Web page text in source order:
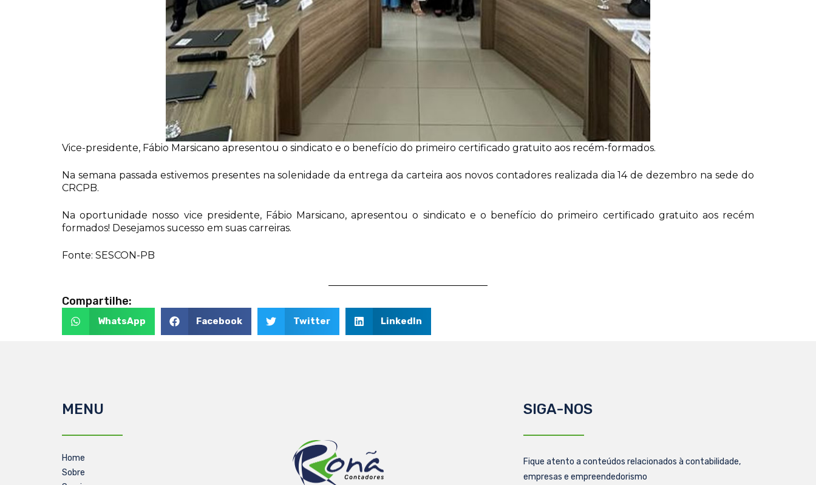
Vice-presidente, Fábio Marsicano apresentou o sindicato e o benefício do primeiro certificado gratuito aos recém-formados.
Na semana passada estivemos presentes na solenidade da entrega da carteira aos novos contadores realizada dia 14 de dezembro na sede do
CRCPB.
Na oportunidade nosso vice presidente, Fábio Marsicano, apresentou o sindicato e o benefício do primeiro certificado gratuito aos recém
formados! Desejamos sucesso em suas carreiras.
Fonte: SESCON-PB
Compartilhe:
WhatsApp Facebook Twitter LinkedIn
MENU
Home
Sobre
SIGA-NOS
Fique atento a conteúdos relacionados à contabilidade,
empresas e empreendedorismo